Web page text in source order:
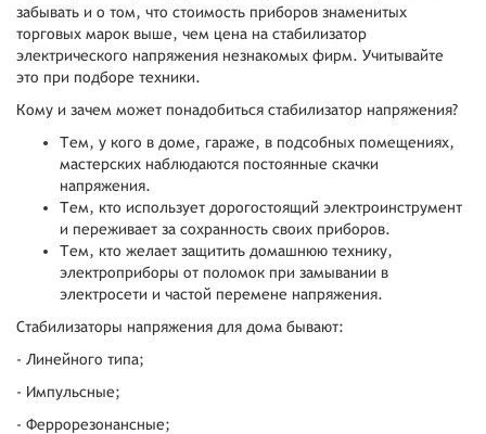
забывать и о том, что стоимость приборов знаменитых
торговых марок выше, чем цена на стабилизатор
электрического напряжения незнакомых фирм. Учитывайте
это при подборе техники.
Кому и зачем может понадобиться стабилизатор напряжения?
Тем, у кого в доме, гараже, в подсобных помещениях,
мастерских наблюдаются постоянные скачки
напряжения.
Тем, кто использует дорогостоящий электроинструмент
и переживает за сохранность своих приборов.
Тем, кто желает защитить домашнюю технику,
электроприборы от поломок при замывании в
электросети и частой перемене напряжения.
Стабилизаторы напряжения для дома бывают:
- Линейного типа;
- Импульсные;
- Феррорезонансные;